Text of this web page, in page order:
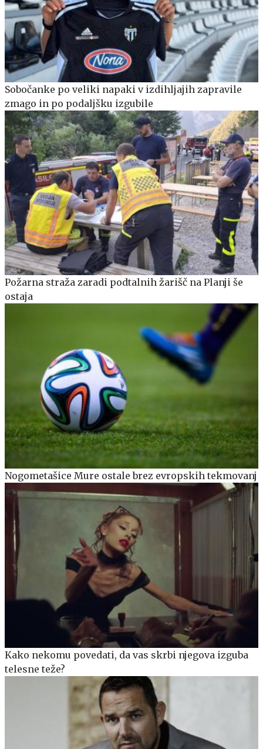
Sobočanke po veliki napaki v izdihljajih zapravile
zmago in po podaljšku izgubile
Požarna straža zaradi podtalnih žarišč na Planji še
ostaja
Nogometašice Mure ostale brez evropskih tekmovanj
Kako nekomu povedati, da vas skrbi njegova izguba
telesne teže?